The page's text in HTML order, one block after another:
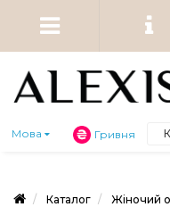
Мова Гривня
Каталог Жіночий